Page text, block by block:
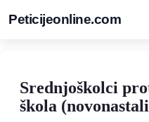
Peticijeonline.com
Srednjoškolci
škola